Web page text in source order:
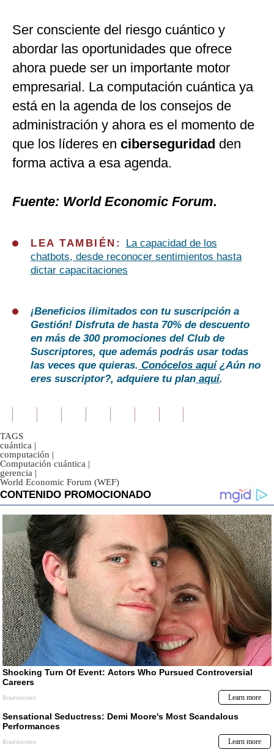
Ser consciente del riesgo cuántico y
abordar las oportunidades que ofrece
ahora puede ser un importante motor
empresarial. La computación cuántica ya
está en la agenda de los consejos de
administración y ahora es el momento de
que los líderes en ciberseguridad den
forma activa a esa agenda.
Fuente: World Economic Forum.
LEA TAMBIÉN:
La capacidad de los
chatbots, desde reconocer sentimientos hasta
dictar capacitaciones
¡Beneficios ilimitados con tu suscripción a
Gestión! Disfruta de hasta 70% de descuento
en más de 300 promociones del Club de
Suscriptores, que además podrás usar todas
las veces que quieras. Conócelos aquí¿Aún no
eres suscriptor?, adquiere tu plan aquí.
TAGS
cuántica |
computación |
Computación cuántica |
gerencia |
World Economic Forum (WEF)